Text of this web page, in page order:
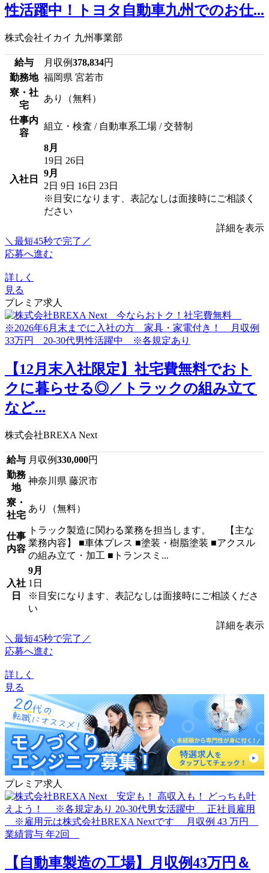
性活躍中！トヨタ自動車九州でのお仕...
株式会社イカイ 九州事業部
給与 月収例378,834円
勤務地 福岡県 宮若市
寮・社
宅
あり（無料）
仕事内
容
組立・検査 / 自動車系工場 / 交替制
入社日
8月
19日 26日
9月
2日 9日 16日 23日
※目安になります、表記なしは面接時にご相談く
ださい
詳細を表示
＼最短45秒で完了／
応募へ進む
詳しく
見る
プレミア求人
【12月末入社限定】社宅費無料でおト
クに暮らせる◎／トラックの組み立て
など...
株式会社BREXA Next
給与 月収例330,000円
勤務
地
神奈川県 藤沢市
寮・
社宅
あり（無料）
仕事
内容
トラック製造に関わる業務を担当します。 【主な
業務内容】 ■車体プレス ■塗装・樹脂塗装 ■アクスル
の組み立て・加工 ■トランスミ...
入社
日
9月
1日
※目安になります、表記なしは面接時にご相談くださ
い
詳細を表示
＼最短45秒で完了／
応募へ進む
詳しく
見る
プレミア求人
【自動車製造の工場】月収例43万円＆